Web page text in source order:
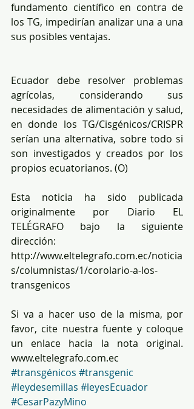
fundamento científico en contra de
los TG, impedirían analizar una a una
sus posibles ventajas.
Ecuador debe resolver problemas
agrícolas, considerando sus
necesidades de alimentación y salud,
en donde los TG/Cisgénicos/CRISPR
serían una alternativa, sobre todo si
son investigados y creados por los
propios ecuatorianos. (O)
Esta noticia ha sido publicada
originalmente por Diario EL
TELÉGRAFO bajo la siguiente
dirección:
http://www.eltelegrafo.com.ec/noticia
s/columnistas/1/corolario-a-los-
transgenicos
Si va a hacer uso de la misma, por
favor, cite nuestra fuente y coloque
un enlace hacia la nota original.
www.eltelegrafo.com.ec
#transgénicos #transgenic
#leydesemillas #leyesEcuador
#CesarPazyMino